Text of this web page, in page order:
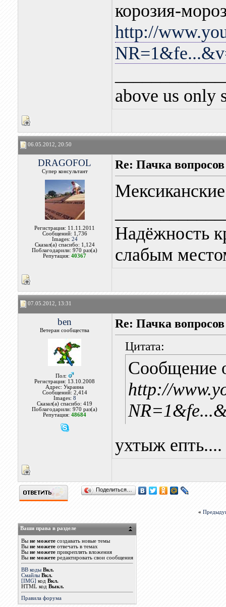
корозия-
http://
above us only
06.05.2012, 20:50
DRAGOFOL
Супер консультант
Регистрация: 11.11.2011
Сообщений: 1,736
Images: 24
Сказал(а) спасибо: 1,124
Поблагодарили: 970 раз(а)
Репутация:40367
Re: Пачка
Надёжность
слабым
07.05.2012, 13:31
ben
Ветеран сообщества
Пол:
Регистрация: 13.10.2008
Адрес: Украина
Сообщений: 2,414
Images: 8
Сказал(а) спасибо: 419
Поблагодарили: 970 раз(а)
Репутация:48684
Re: Пачка
Цитата:
Сообщение
http://
ухтыж епть....
Поделиться…
«
Ваши права в разделе
Вы не можетесоздавать новые темы
Вы не можетеотвечать в темах
Вы не можетеприкреплять вложения
Вы не можетередактировать свои сообщения
BB коды Вкл.
Смайлы Вкл.
[IMG] код Вкл.
HTML код Выкл.
Правила форума